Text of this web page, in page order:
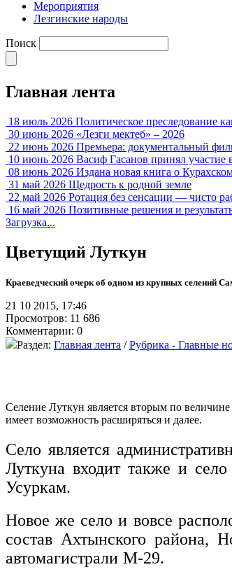
Мероприятия
Лезгинские народы
Поиск
Главная лента
18 июль 2026 Политическое преследование
30 июнь 2026 «Лезги мектеб» – 2026
22 июнь 2026 Премьера: документальный
10 июнь 2026 Васиф Гасанов принял
08 июнь 2026 Издана новая книга о
31 май 2026 Щедрость к родной земле
22 май 2026 Ротация без сенсации — чисто
16 май 2026 Позитивные решения и
Загрузка...
Цветущий Луткун
Краеведческий очерк об одном из крупных селений
21 10 2015, 17:46
Просмотров: 11 686
Комментарии: 0
Раздел: Главная лента /Рубрика - Главные
Селение Луткун является вторым по
имеет возможность расширяться и далее.
Село является
Луткуна входит также и
Усуркам.
Новое же село и вовсе
состав Ахтынского района,
автомагистрали М-29.